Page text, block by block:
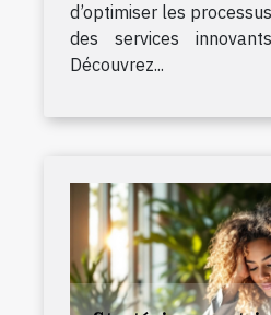
d’optimiser les
des services
Découvrez...